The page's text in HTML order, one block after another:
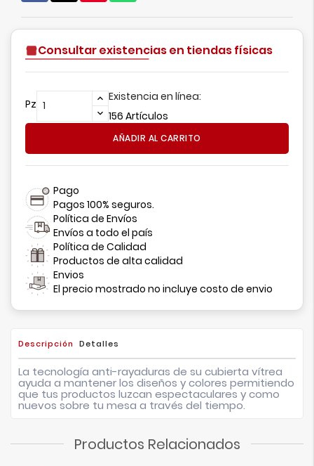
Consultar existencias en tiendas físicas
Pz
Existencia en línea:
156 Artículos
AÑADIR AL CARRITO
Pago
Pagos 100% seguros.
Política de Envíos
Envíos a todo el país
Política de Calidad
Productos de alta calidad
Envios
El precio mostrado no incluye costo de envio
Descripción Detalles
La tecnología anti-rayaduras de su cubierta vítrea
ayuda a mantener los diseños y colores permitiendo
que tus productos luzcan espectaculares y como
nuevos sobre tu mesa a través del tiempo.
Productos Relacionados